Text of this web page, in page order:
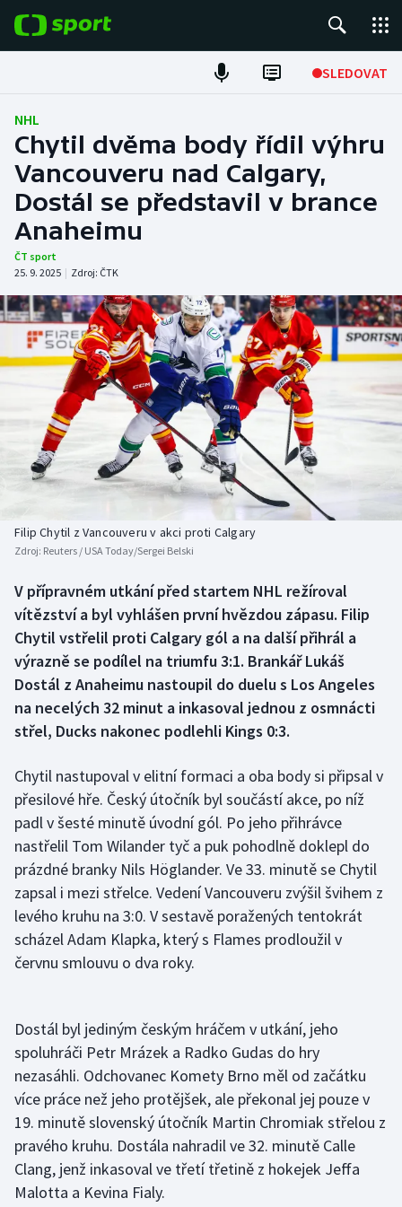
SLEDOVAT
Fotbal
Hokej
Tenis
Atletika
DALŠÍ SPORTY
Americký fotbal
Baseball a softbal
Basketbal
Boby a skeleton
Box
Curling
Dostihy
Florbal
Golf
Gymnastika
Házená
Jezdectví
Krasobruslení
Lezení
Lyže a snowboard
Moderní pětiboj
Motorsport
NEPŘEHLÉDNĚTE
Soutěže
Historické návraty
AZ kvíz
NHL
Chytil dvěma body řídil výhru
Vancouveru nad Calgary,
Dostál se představil v brance
Anaheimu
ČT sport
25. 9. 2025 | Zdroj: ČTK
Filip Chytil z Vancouveru v akci proti Calgary
Zdroj: Reuters / USA Today/Sergei Belski
V přípravném utkání před startem NHL režíroval
vítězství a byl vyhlášen první hvězdou zápasu. Filip
Chytil vstřelil proti Calgary gól a na další přihrál a
výrazně se podílel na triumfu 3:1. Brankář Lukáš
Dostál z Anaheimu nastoupil do duelu s Los Angeles
na necelých 32 minut a inkasoval jednou z osmnácti
střel, Ducks nakonec podlehli Kings 0:3.
Chytil nastupoval v elitní formaci a oba body si připsal v
přesilové hře. Český útočník byl součástí akce, po níž
padl v šesté minutě úvodní gól. Po jeho přihrávce
nastřelil Tom Wilander tyč a puk pohodlně doklepl do
prázdné branky Nils Höglander. Ve 33. minutě se Chytil
zapsal i mezi střelce. Vedení Vancouveru zvýšil švihem z
levého kruhu na 3:0. V sestavě poražených tentokrát
scházel Adam Klapka, který s Flames prodloužil v
červnu smlouvu o dva roky.
Dostál byl jediným českým hráčem v utkání, jeho
spoluhráči Petr Mrázek a Radko Gudas do hry
nezasáhli. Odchovanec Komety Brno měl od začátku
více práce než jeho protějšek, ale překonal jej pouze v
19. minutě slovenský útočník Martin Chromiak střelou z
pravého kruhu. Dostála nahradil ve 32. minutě Calle
Clang, jenž inkasoval ve třetí třetině z hokejek Jeffa
Malotta a Kevina Fialy.